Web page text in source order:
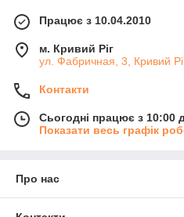
Працює з 10.04.2010
м. Кривий Ріг
ул. Фабричная, 3, Кривий
Контакти
Сьогодні працює з 10:00
Показати весь графік
Про нас